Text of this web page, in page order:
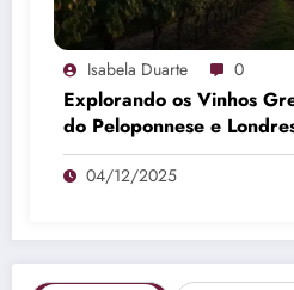
Isabela Duarte 0
Explorando os Vinhos
do Peloponnese e
04/12/2025